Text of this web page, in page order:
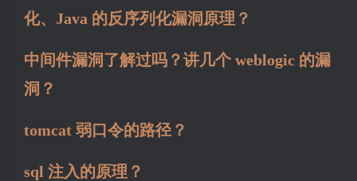
化、Java 的反序列化漏洞原理？
中间件漏洞了解过吗？讲几个 weblogic 的漏
洞？
tomcat 弱口令的路径？
sql 注入的原理？